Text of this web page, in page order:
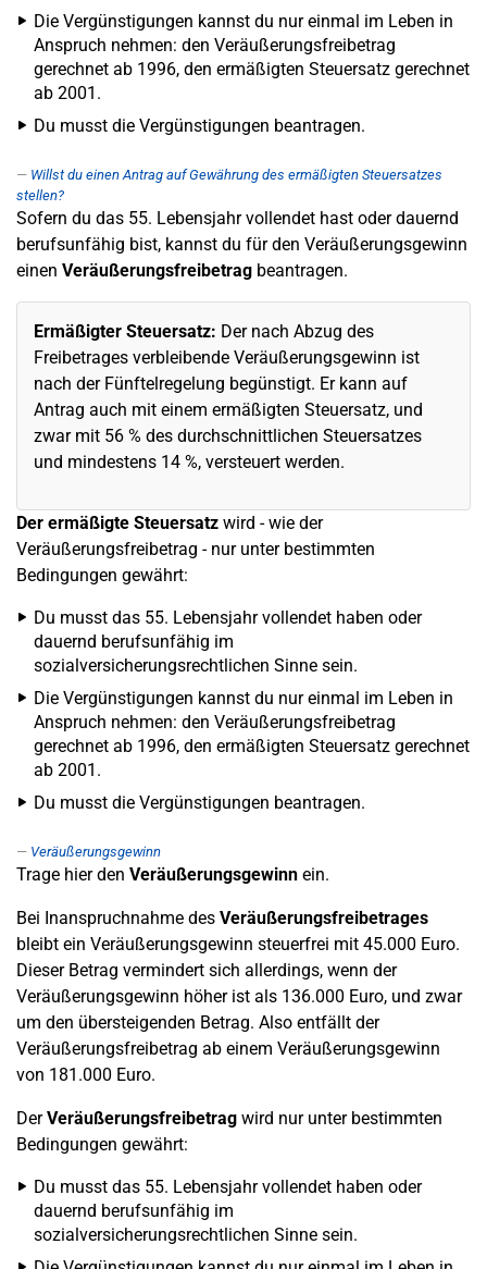
Die Vergünstigungen kannst du nur einmal im Leben in
Anspruch nehmen: den Veräußerungsfreibetrag
gerechnet ab 1996, den ermäßigten Steuersatz gerechnet
ab 2001.
Du musst die Vergünstigungen beantragen.
Willst du einen Antrag auf Gewährung des ermäßigten Steuersatzes
stellen?
Sofern du das 55. Lebensjahr vollendet hast oder dauernd
berufsunfähig bist, kannst du für den Veräußerungsgewinn
einen Veräußerungsfreibetrag beantragen.
Ermäßigter Steuersatz: Der nach Abzug des
Freibetrages verbleibende Veräußerungsgewinn ist
nach der Fünftelregelung begünstigt. Er kann auf
Antrag auch mit einem ermäßigten Steuersatz, und
zwar mit 56 % des durchschnittlichen Steuersatzes
und mindestens 14 %, versteuert werden.
Der ermäßigte Steuersatz wird - wie der
Veräußerungsfreibetrag - nur unter bestimmten
Bedingungen gewährt:
Du musst das 55. Lebensjahr vollendet haben oder
dauernd berufsunfähig im
sozialversicherungsrechtlichen Sinne sein.
Die Vergünstigungen kannst du nur einmal im Leben in
Anspruch nehmen: den Veräußerungsfreibetrag
gerechnet ab 1996, den ermäßigten Steuersatz gerechnet
ab 2001.
Du musst die Vergünstigungen beantragen.
Veräußerungsgewinn
Trage hier den Veräußerungsgewinn ein.
Bei Inanspruchnahme des Veräußerungsfreibetrages
bleibt ein Veräußerungsgewinn steuerfrei mit 45.000 Euro.
Dieser Betrag vermindert sich allerdings, wenn der
Veräußerungsgewinn höher ist als 136.000 Euro, und zwar
um den übersteigenden Betrag. Also entfällt der
Veräußerungsfreibetrag ab einem Veräußerungsgewinn
von 181.000 Euro.
DerVeräußerungsfreibetrag wird nur unter bestimmten
Bedingungen gewährt:
Du musst das 55. Lebensjahr vollendet haben oder
dauernd berufsunfähig im
sozialversicherungsrechtlichen Sinne sein.